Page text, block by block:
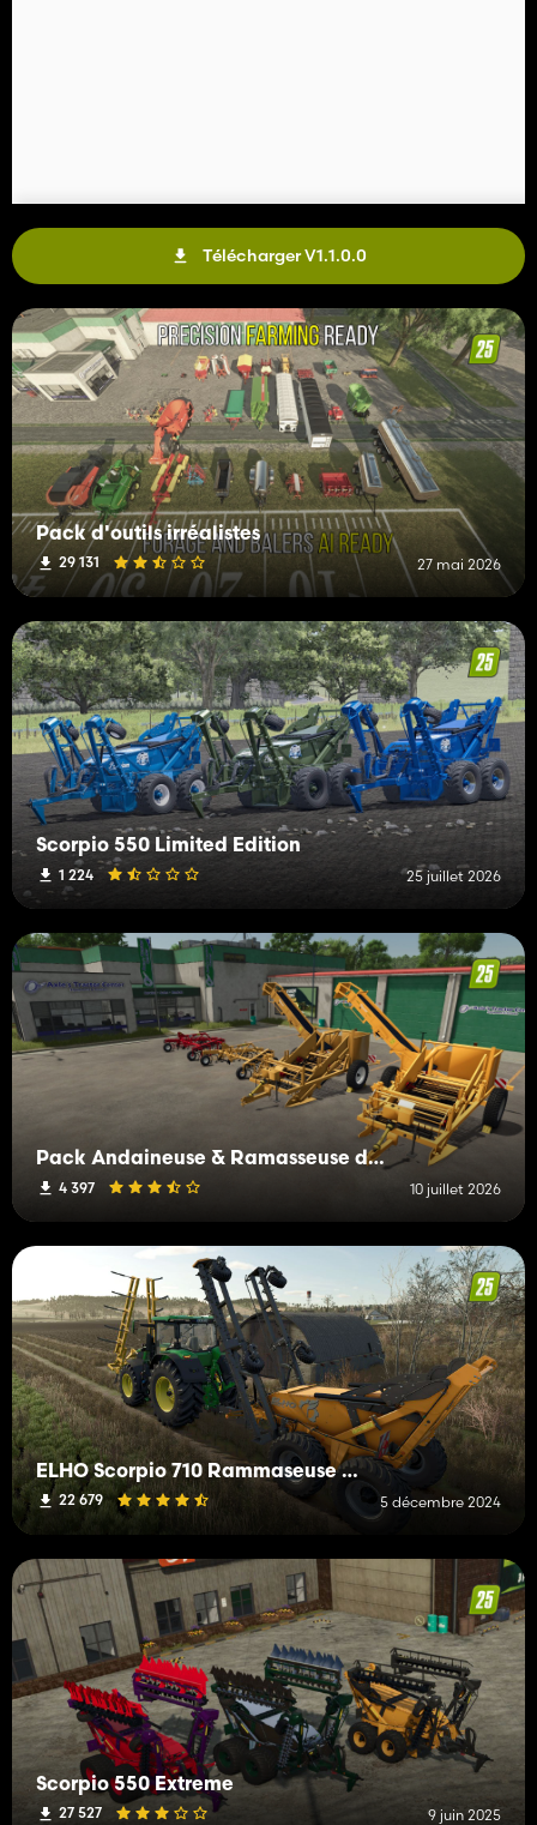
Télécharger V1.1.0.0
Pack d'outils irréalistes
29 131 27 mai 2026
Scorpio 550 Limited Edition
1 224 25 juillet 2026
Pack Andaineuse & Ramasseuse de Pierres
4 397 10 juillet 2026
ELHO Scorpio 710 Rammaseuse De Pierres
22 679 5 décembre 2024
Scorpio 550 Extreme
27 527 9 juin 2025